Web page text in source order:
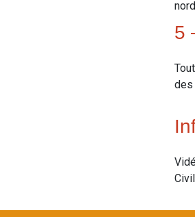
5
des